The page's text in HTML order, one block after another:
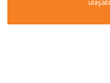
0532 403